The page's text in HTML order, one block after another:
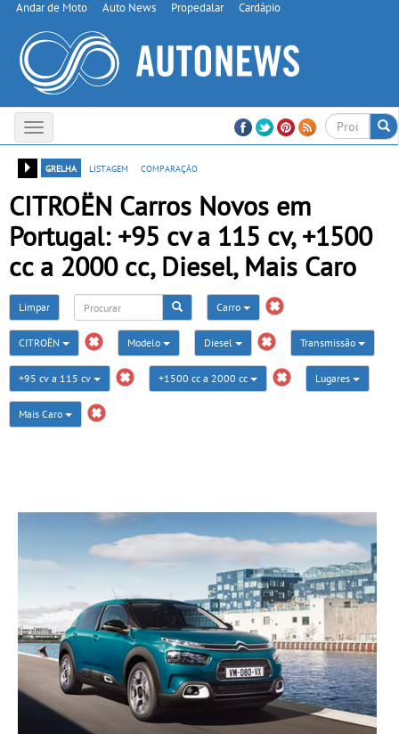
Andar de Moto Auto News Propedalar Cardápio
Toggle
navigation
grelha
listagem comparação
CITROËN Carros Novos em
Portugal: +95 cv a 115 cv, +1500
cc a 2000 cc, Diesel, Mais Caro
Limpar Carro
CITROËN Modelo Diesel Transmissão
+95 cv a 115 cv +1500 cc a 2000 cc Lugares
Mais Caro